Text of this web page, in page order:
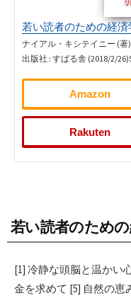
若い読者のための経済
ナイアル・キシテイニー (著
出版社 : すばる舎 (2018/2/
Amazon
Rakuten
若い読者のため
[1] 冷静な頭脳と温かい
金を求めて [5] 自然の恵